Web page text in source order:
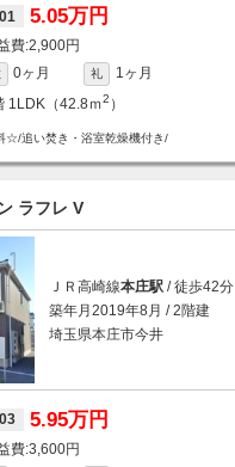
5.05万円
2,900円
0ヶ月 礼
1ヶ月
1LDK（42.8ｍ2 ）
☆/追い焚き・浴室乾燥機付き/
ラフレ V
ＪＲ高崎線本庄駅 / 徒歩42分
築年月2019年8月 / 2階建
埼玉県本庄市今井
5.95万円
3,600円